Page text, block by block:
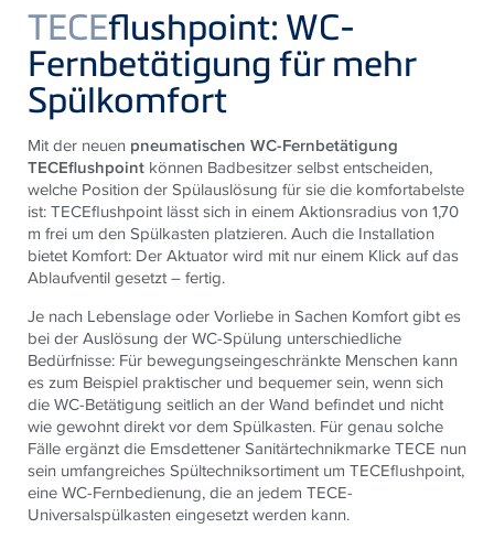
TECEflushpoint: WC-
Fernbetätigung für mehr
Spülkomfort
Mit der neuen pneumatischen WC-Fernbetätigung
TECEflushpoint können Badbesitzer selbst entscheiden,
welche Position der Spülauslösung für sie die komfortabelste
ist:TECEflushpoint lässt sich in einem Aktionsradius von 1,70
m frei um den Spülkasten platzieren. Auch die Installation
bietet Komfort: Der Aktuator wird mit nur einem Klick auf das
Ablaufventil gesetzt – fertig.
Je nach Lebenslage oder Vorliebe in Sachen Komfort gibt es
bei der Auslösung der WC-Spülung unterschiedliche
Bedürfnisse: Für bewegungseingeschränkte Menschen kann
es zum Beispiel praktischer und bequemer sein, wenn sich
die WC-Betätigung seitlich an der Wand befindet und nicht
wie gewohnt direkt vor dem Spülkasten. Für genau solche
Fälle ergänzt die Emsdettener SanitärtechnikmarkeTECE nun
sein umfangreiches Spültechniksortiment um TECEflushpoint,
eine WC-Fernbedienung, die an jedem TECE-
Universalspülkasten eingesetzt werden kann.